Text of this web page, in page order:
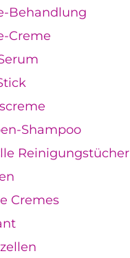
Behandlung
Creme
Shampoo
Reinigungstücher
Cremes